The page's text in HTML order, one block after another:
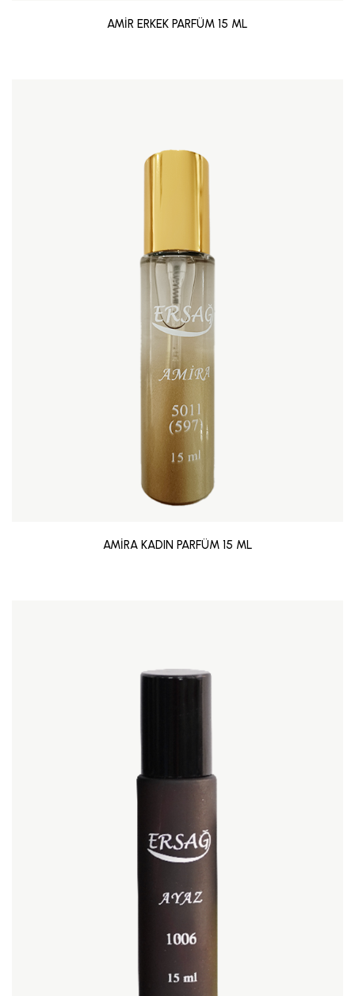
AMİR ERKEK PARFÜM 15 ML
AMİRA KADIN PARFÜM 15 ML